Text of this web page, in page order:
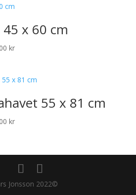
7.200,00 kr
x 60 cm
krPrisintervall:
8.100,00 kr
55 x 81 cm
krPrisintervall:
8.500,00 kr
Jonsson 2022©